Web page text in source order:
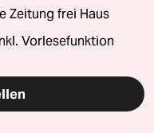
Zeitung frei Haus
Vorlesefunktion